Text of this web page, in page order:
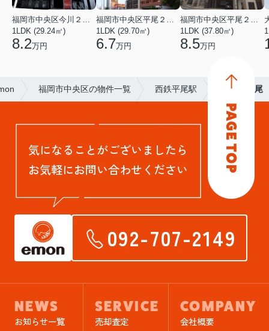
1LDK (29.24㎡)
8.2万円
1LDK (29.70㎡)
6.7万円
1LDK (37.80㎡)
8.5万円
福岡市中央区の物件一覧 西鉄平尾駅 クリエ平尾
気になることがございましたら
お気軽にお問い合わせください
092-707-2149
NEWS
お知らせ一覧
SERVICE
売却査定
COMPANY
会社概要